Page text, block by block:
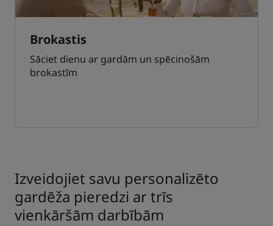
Brokastis
Sāciet dienu ar gardām un spēcinošām
brokastīm
Izveidojiet savu personalizēto
gardēža pieredzi ar trīs
vienkāršām darbībām